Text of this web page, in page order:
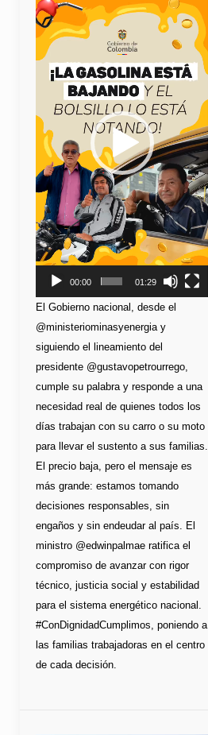
de
vídeo
00:00 01:29
El Gobierno nacional, desde el
@ministeriominasyenergia y
siguiendo el lineamiento del
presidente @gustavopetrourrego,
cumple su palabra y responde a una
necesidad real de quienes todos los
días trabajan con su carro o su moto
para llevar el sustento a sus familias.
El precio baja, pero el mensaje es
más grande: estamos tomando
decisiones responsables, sin
engaños y sin endeudar al país. El
ministro @edwinpalmae ratifica el
compromiso de avanzar con rigor
técnico, justicia social y estabilidad
para el sistema energético nacional.
#ConDignidadCumplimos, poniendo a
las familias trabajadoras en el centro
de cada decisión.